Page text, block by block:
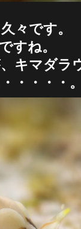
々です。
すね。
キマダラ
・・・・